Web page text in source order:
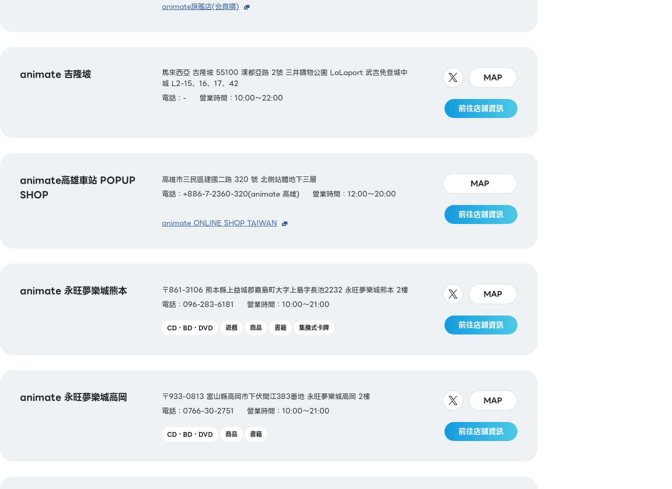
animate旗艦店(会員購)
animate 吉隆坡
馬來西亞 吉隆坡 55100 漢都亞路 2號 三井購物公園 LaLaport 武吉免登城中
城 L2-15、16、17、42
電話：-
營業時間：10:00～22:00
MAP
前往店鋪資訊
animate高雄車站 POPUP
SHOP
高雄市三民區建國二路 320 號 北側站體地下三層
電話：+886-7-2360-320(animate 高雄)
營業時間：12:00～20:00
animate ONLINE SHOP TAIWAN
MAP
前往店鋪資訊
animate 永旺夢樂城熊本
〒861-3106 熊本縣上益城郡嘉島町大字上島字長池2232 永旺夢樂城熊本 2樓
電話：096-283-6181
營業時間：10:00～21:00
CD・BD・DVD 遊戲 商品 書籍 集換式卡牌
MAP
前往店鋪資訊
animate 永旺夢樂城高岡
〒933-0813 富山縣高岡市下伏間江383番地 永旺夢樂城高岡 2樓
電話：0766-30-2751
營業時間：10:00～21:00
CD・BD・DVD 商品 書籍
MAP
前往店鋪資訊